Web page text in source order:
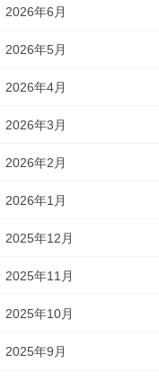
2026年6月
2026年5月
2026年4月
2026年3月
2026年2月
2026年1月
2025年12月
2025年11月
2025年10月
2025年9月